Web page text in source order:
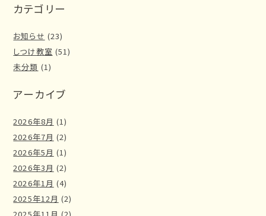
カテゴリー
お知らせ (23)
しつけ教室 (51)
未分類 (1)
アーカイブ
2026年8月 (1)
2026年7月 (2)
2026年5月 (1)
2026年3月 (2)
2026年1月 (4)
2025年12月 (2)
2025年11月 (2)